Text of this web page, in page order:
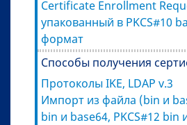
Certificate Enrollment
упакованный в PKCS#10
формат
Способы получения
Протоколы IKE, LDAP v.3
Импорт из файла (bin и
bin и base64, PKCS#12 bin